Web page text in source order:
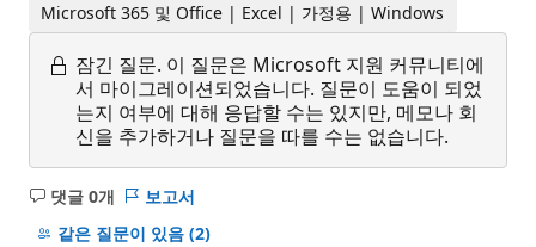
Microsoft 365 및 Office | Excel | 가정용 | Windows
잠긴 질문. 이 질문은 Microsoft 지원 커뮤니티에
서 마이그레이션되었습니다. 질문이 도움이 되었
는지 여부에 대해 응답할 수는 있지만, 메모나 회
신을 추가하거나 질문을 따를 수는 없습니다.
댓글 0개
설
명
보고서
같은 질문이 있음 (2)